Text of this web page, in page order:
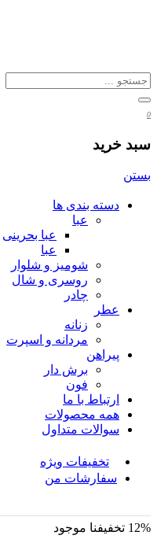
0
سبد خرید
بستن
دسته بندی ها
عبا
عبا بحرینی
عبا
شومیز و شلوار
روسری و شال
چادر
عطر
زنانه
مردانه و اسپرت
پیراهن
برش دار
فون
ارتباط با ما
همه محصولات
سوالات متداول
تخفیفات ویژه
سفارشات من
12% تخفیف نا موجود